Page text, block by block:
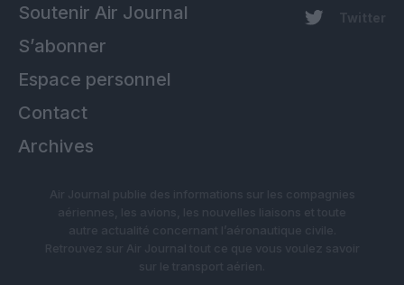
Soutenir Air Journal
S’abonner
Espace personnel
Contact
Archives